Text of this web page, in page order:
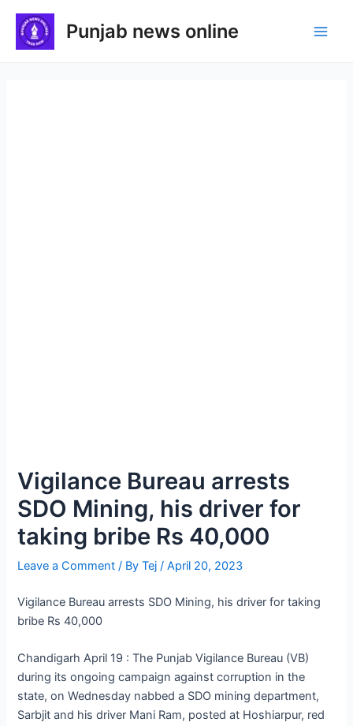
content
Punjab news online
Vigilance Bureau arrests
SDO Mining, his driver for
taking bribe Rs 40,000
Leave a Comment / ByTej/April 20, 2023
Vigilance Bureau arrests SDO Mining, his driver for taking
bribe Rs 40,000
Chandigarh April 19 : The Punjab Vigilance Bureau (VB)
during its ongoing campaign against corruption in the
state, on Wednesday nabbed a SDO mining department,
Sarbjit and his driver Mani Ram, posted at Hoshiarpur, red